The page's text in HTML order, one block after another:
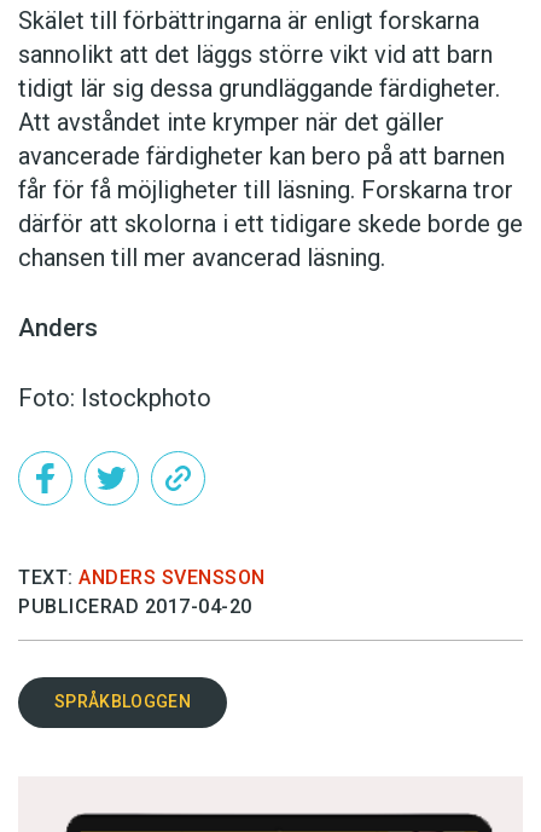
Skälet till förbättringarna är enligt forskarna
sannolikt att det läggs större vikt vid att barn
tidigt lär sig dessa grundläggande färdigheter.
Att avståndet inte krymper när det gäller
avancerade färdigheter kan bero på att barnen
får för få möjligheter till läsning. Forskarna tror
därför att skolorna i ett tidigare skede borde ge
chansen till mer avancerad läsning.
Anders
Foto: Istockphoto
TEXT: ANDERS SVENSSON
PUBLICERAD 2017-04-20
SPRÅKBLOGGEN